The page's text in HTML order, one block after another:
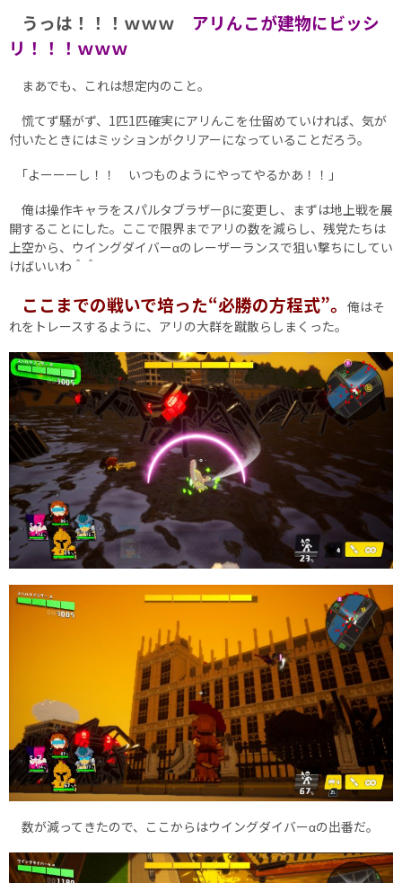
うっは！！！ｗｗｗ アリんこが建物にビッシ
リ！！！ｗｗｗ
まあでも、これは想定内のこと。
慌てず騒がず、1匹1匹確実にアリんこを仕留めていければ、気が
付いたときにはミッションがクリアーになっていることだろう。
｢よーーーし！！ いつものようにやってやるかあ！！｣
俺は操作キャラをスパルタブラザーβに変更し、まずは地上戦を展
開することにした。ここで限界までアリの数を減らし、残党たちは
上空から、ウイングダイバーαのレーザーランスで狙い撃ちにしてい
けばいいわ＾＾
ここまでの戦いで培った“必勝の方程式”。 俺はそ
れをトレースするように、アリの大群を蹴散らしまくった。
数が減ってきたので、ここからはウイングダイバーαの出番だ。